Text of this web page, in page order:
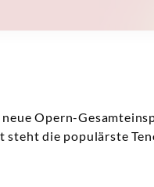
Opern-
die populärste